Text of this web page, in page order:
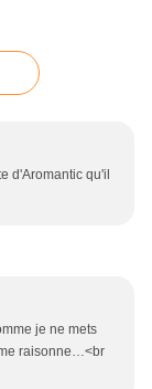
d'Aromantic qu'il
je ne mets
raisonne…<br